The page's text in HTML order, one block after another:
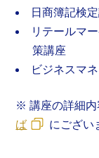
日商簿記検
リテールマ
策講座
ビジネスマ
※ 講座の詳細内
ば
にござい